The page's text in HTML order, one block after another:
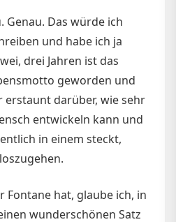
Genau. Das würde ich
und habe ich ja
drei Jahren ist das
geworden und
erstaunt darüber, wie sehr
entwickeln kann und
in einem steckt,
Fontane hat, glaube ich, in
wunderschönen Satz